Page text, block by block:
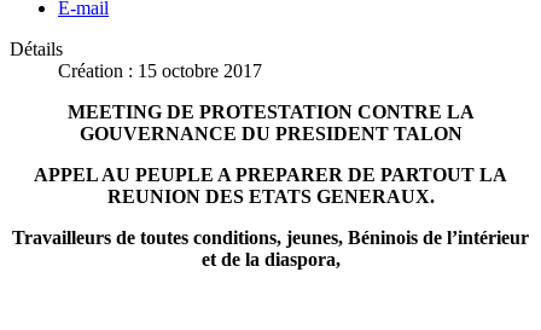
E-mail
Détails
Création : 15 octobre 2017
MEETING DE PROTESTATION CONTRE LA
GOUVERNANCE DU PRESIDENT TALON
APPEL AU PEUPLE A PREPARER DE PARTOUT LA
REUNION DES ETATS GENERAUX.
Travailleurs de toutes conditions, jeunes, Béninois de l’intérieur
et de la diaspora,